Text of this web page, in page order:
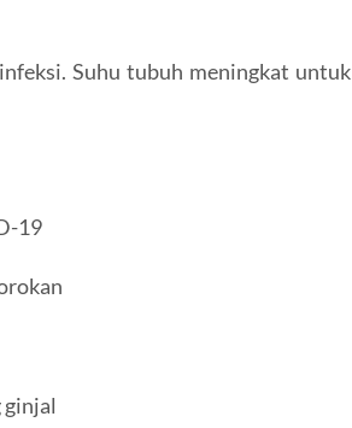
Suhu tubuh meningkat untuk
19
ginjal